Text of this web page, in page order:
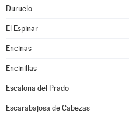
Duruelo
El Espinar
Encinas
Encinillas
Escalona del Prado
Escarabajosa de Cabezas